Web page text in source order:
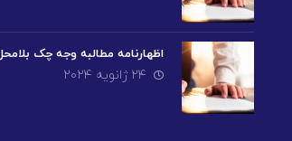
اظهارنامه مطالبه وجه چک
۲۴ ژانویه ۲۰۲۴